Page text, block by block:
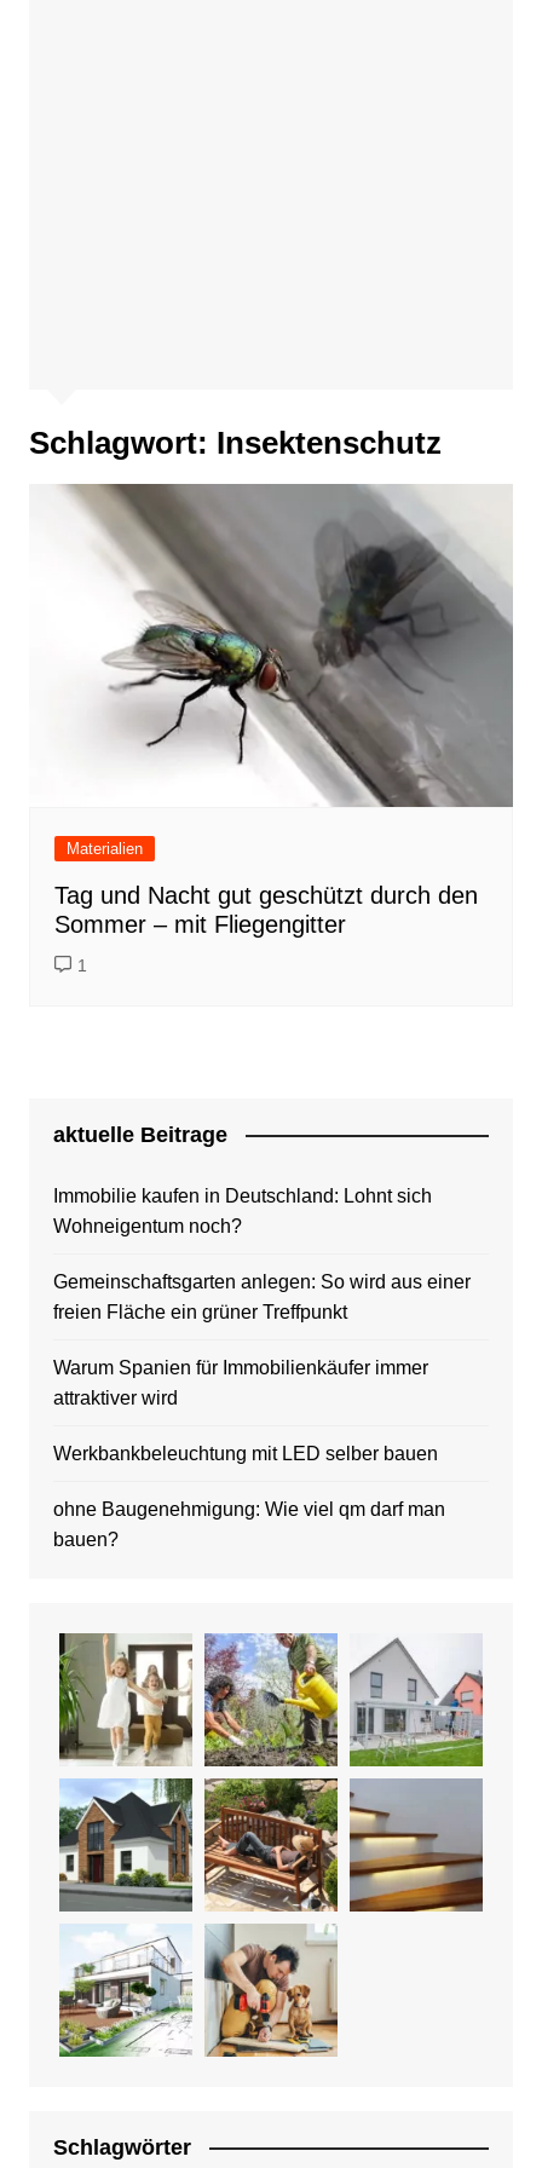
Schlagwort: Insektenschutz
Materialien
Tag und Nacht gut geschützt durch den
Sommer – mit Fliegengitter
1
aktuelle Beitrage
Immobilie kaufen in Deutschland: Lohnt sich
Wohneigentum noch?
Gemeinschaftsgarten anlegen: So wird aus einer
freien Fläche ein grüner Treffpunkt
Warum Spanien für Immobilienkäufer immer
attraktiver wird
Werkbankbeleuchtung mit LED selber bauen
ohne Baugenehmigung: Wie viel qm darf man
bauen?
Schlagwörter